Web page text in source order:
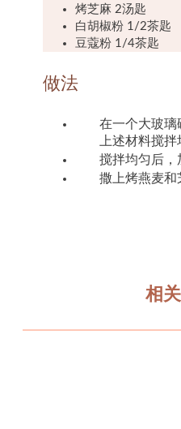
烤芝麻 2汤匙
白胡椒粉 1/2茶匙
豆蔻粉 1/4茶匙
做法
在一个大玻璃
上述材料搅拌
搅拌均匀后，
撒上烤燕麦和
相